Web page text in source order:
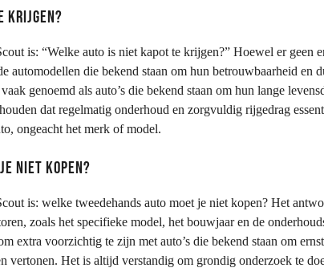
krijgen?
is: “Welke auto is niet kapot te krijgen?” Hoewel er geen
automodellen die bekend staan om hun betrouwbaarheid en
genoemd als auto’s die bekend staan om hun lange
dat regelmatig onderhoud en zorgvuldig rijgedrag
ongeacht het merk of model.
niet kopen?
is: welke tweedehands auto moet je niet kopen? Het
zoals het specifieke model, het bouwjaar en de
extra voorzichtig te zijn met auto’s die bekend staan om
vertonen. Het is altijd verstandig om grondig onderzoek te